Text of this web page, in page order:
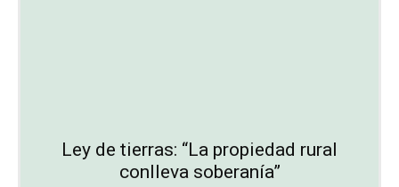
Ley de tierras: “La propiedad rural
conlleva soberanía”